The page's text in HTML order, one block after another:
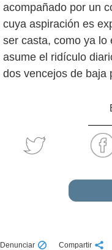
acompañado por un
cuya aspiración es
ser casta, como ya lo
asume el ridículo
dos vencejos de baja
Denunciar Compartir